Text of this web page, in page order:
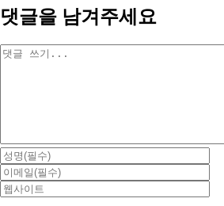
댓글을 남겨주세요
댓